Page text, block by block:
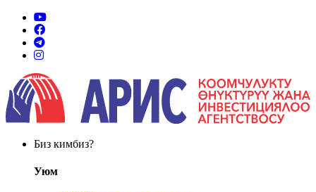
Биз кимбиз?
Уюм